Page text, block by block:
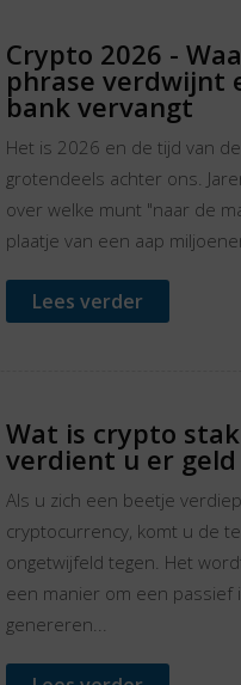
Crypto 2026 -
phrase verdwijnt
bank vervangt
Het is 2026 en de tijd van
grotendeels achter ons.
over welke munt "naar de
plaatje van een aap
Lees verder
Wat is crypto
verdient u er geld
Als u zich een beetje
cryptocurrency, komt u de
ongetwijfeld tegen. Het
een manier om een passief
genereren...